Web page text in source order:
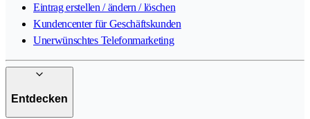
Eintrag erstellen / ändern / löschen
Kundencenter für Geschäftskunden
Unerwünschtes Telefonmarketing
Entdecken